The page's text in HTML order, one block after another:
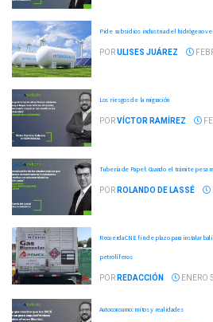
Pide subsidios industria del hidrógeno
PORULISES JUÁREZ
Los riesgos de la migración
PORVÍCTOR RAMÍREZ
Tubería de Papel: Cuando el trámite pesa
POR ROLANDO DE LASSÉ
Recuerda CNE fin de plazo para instalar
petrolíferos
POR REDACCIÓN ENERO
Autoconsumo: mitos y realidades